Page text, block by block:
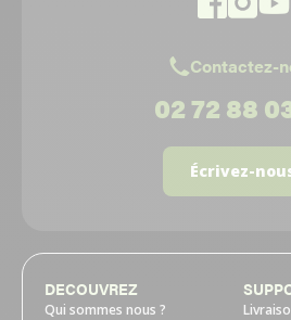
Contactez-
02 72 88
Écrivez-
DECOUVREZ
Qui sommes nous ?